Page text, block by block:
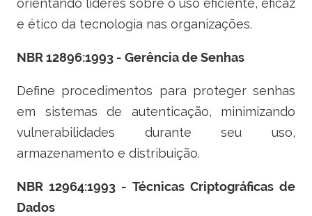
orientando líderes sobre o uso eficiente, eficaz
e ético da tecnologia nas organizações.
NBR 12896:1993 - Gerência de Senhas
Define procedimentos para proteger senhas
em sistemas de autenticação, minimizando
vulnerabilidades durante seu uso,
armazenamento e distribuição.
NBR 12964:1993 - Técnicas Criptográficas de
Dados